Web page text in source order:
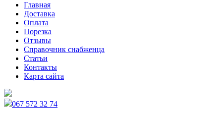
Главная
Доставка
Оплата
Порезка
Отзывы
Справочник снабженца
Статьи
Контакты
Карта сайта
067 572 32 74